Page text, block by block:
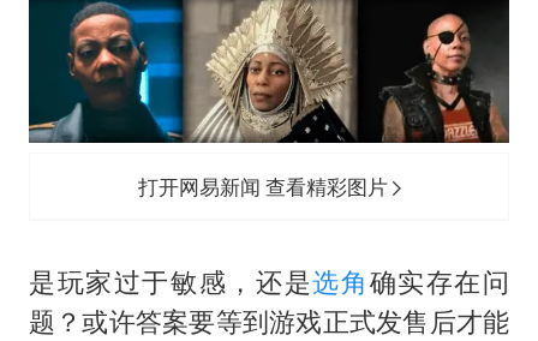
打开网易新闻 查看精彩图片
是玩家过于敏感，还是选角确实存在问
题？或许答案要等到游戏正式发售后才能